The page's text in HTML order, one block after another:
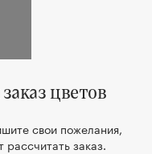
заказ цветов
свои пожелания,
заказ.